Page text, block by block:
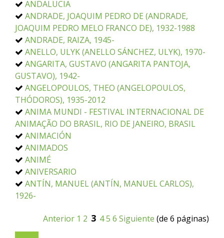
ANDALUCIA
ANDRADE, JOAQUIM PEDRO DE (ANDRADE,
JOAQUIM PEDRO MELO FRANCO DE), 1932-1988
ANDRADE, RAIZA, 1945-
ANELLO, ULYK (ANELLO SÁNCHEZ, ULYK), 1970-
ANGARITA, GUSTAVO (ANGARITA PANTOJA,
GUSTAVO), 1942-
ANGELOPOULOS, THEO (ANGELOPOULOS,
THÓDOROS), 1935-2012
ANIMA MUNDI - FESTIVAL INTERNACIONAL DE
ANIMAÇÃO DO BRASIL, RIO DE JANEIRO, BRASIL
ANIMACIÓN
ANIMADOS
ANIMÉ
ANIVERSARIO
ANTÍN, MANUEL (ANTÍN, MANUEL CARLOS),
1926-
Anterior 1 2 3 45 6 Siguiente (de 6 páginas)